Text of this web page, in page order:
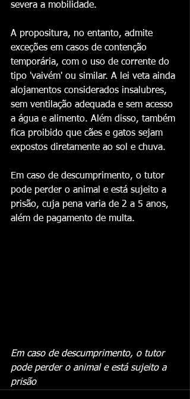
severa a mobilidade.
A propositura, no entanto, admite
exceções em casos de contenção
temporária, com o uso de corrente do
tipo 'vaivém' ou similar. A lei veta ainda
alojamentos considerados insalubres,
sem ventilação adequada e sem acesso
a água e alimento. Além disso, também
fica proibido que cães e gatos sejam
expostos diretamente ao sol e chuva.
Em caso de descumprimento, o tutor
pode perder o animal e está sujeito a
prisão, cuja pena varia de 2 a 5 anos,
além de pagamento de multa.
Em caso de descumprimento, o tutor
pode perder o animal e está sujeito a
prisão